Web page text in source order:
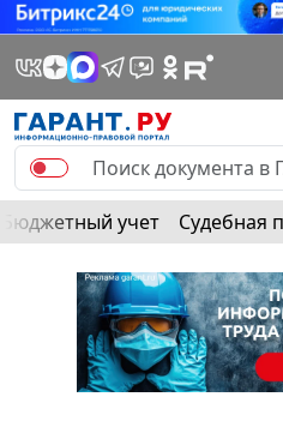
Бюджетный учет Судебная